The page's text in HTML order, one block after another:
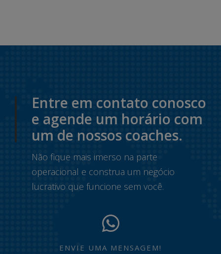
Entre em contato conosco
e agende um horário com
um de nossos coaches.
Não fique mais imerso na parte
operacional e construa um negócio
lucrativo que funcione sem você.
ENVIE UMA MENSAGEM!